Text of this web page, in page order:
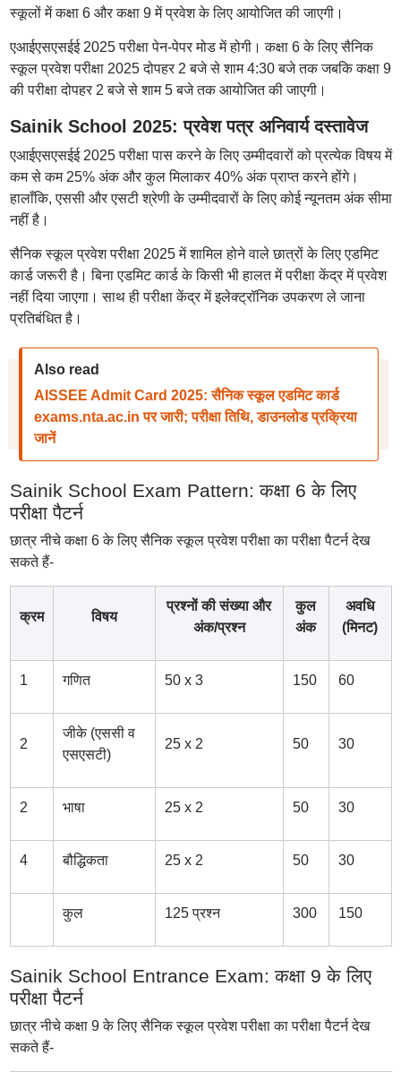
स्कूलों में कक्षा 6 और कक्षा 9 में प्रवेश के लिए आयोजित की जाएगी।
एआईएसएसईई 2025 परीक्षा पेन-पेपर मोड में होगी। कक्षा 6 के लिए सैनिक
स्कूल प्रवेश परीक्षा 2025 दोपहर 2 बजे से शाम 4:30 बजे तक जबकि कक्षा 9
की परीक्षा दोपहर 2 बजे से शाम 5 बजे तक आयोजित की जाएगी।
Sainik School 2025: प्रवेश पत्र अनिवार्य दस्तावेज
एआईएसएसईई 2025 परीक्षा पास करने के लिए उम्मीदवारों को प्रत्येक विषय में
कम से कम 25% अंक और कुल मिलाकर 40% अंक प्राप्त करने होंगे।
हालाँकि, एससी और एसटी श्रेणी के उम्मीदवारों के लिए कोई न्यूनतम अंक सीमा
नहीं है।
सैनिक स्कूल प्रवेश परीक्षा 2025 में शामिल होने वाले छात्रों के लिए एडमिट
कार्ड जरूरी है। बिना एडमिट कार्ड के किसी भी हालत में परीक्षा केंद्र में प्रवेश
नहीं दिया जाएगा। साथ ही परीक्षा केंद्र में इलेक्ट्रॉनिक उपकरण ले जाना
प्रतिबंधित है।
Also read
AISSEE Admit Card 2025: सैनिक स्कूल एडमिट कार्ड
exams.nta.ac.in पर जारी; परीक्षा तिथि, डाउनलोड प्रक्रिया
जानें
Sainik School Exam Pattern: कक्षा 6 के लिए
परीक्षा पैटर्न
छात्र नीचे कक्षा 6 के लिए सैनिक स्कूल प्रवेश परीक्षा का परीक्षा पैटर्न देख
सकते हैं-
क्रम विषय
प्रश्नों की संख्या और
अंक/प्रश्न
कुल
अंक
अवधि
(मिनट)
1 गणित 50 x 3 150 60
2
जीके (एससी व
एसएसटी)
25 x 2 50 30
2 भाषा 25 x 2 50 30
4 बौद्धिकता 25 x 2 50 30
कुल 125 प्रश्न 300 150
Sainik School Entrance Exam: कक्षा 9 के लिए
परीक्षा पैटर्न
छात्र नीचे कक्षा 9 के लिए सैनिक स्कूल प्रवेश परीक्षा का परीक्षा पैटर्न देख
सकते हैं-